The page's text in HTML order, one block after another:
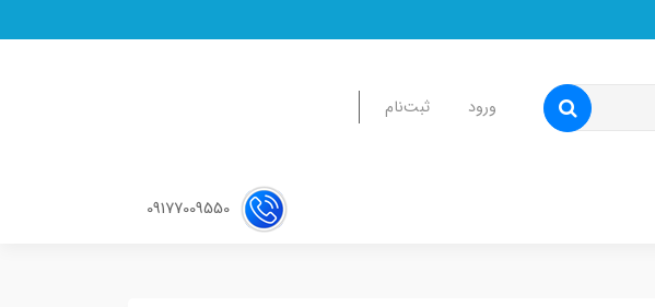
ورود ثبت‌نام